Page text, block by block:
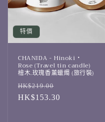
特價
CHANIDA - Hinoki・
Rose (Travel tin candle)
檜木.玫瑰香薰蠟燭 (旅行裝)
定
價
HK$219.00
價
HK$153.30